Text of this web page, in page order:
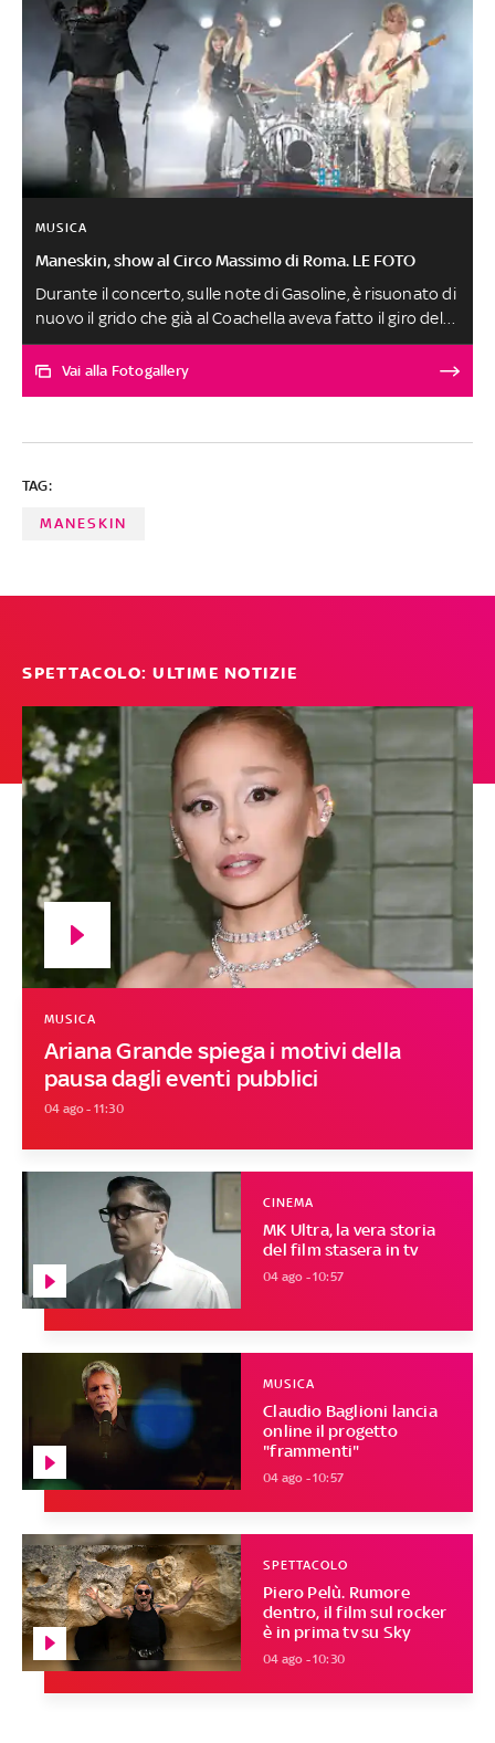
MUSICA
Maneskin, show al Circo Massimo di Roma. LE FOTO
Durante il concerto, sulle note di Gasoline, è risuonato di
nuovo il grido che già al Coachella aveva fatto il giro del
mondo: 'Continuiamo a dirlo anche se a qualcuno dà
fastidio: Fuck Putin'
Vai alla Fotogallery
TAG:
MANESKIN
SPETTACOLO: ULTIME NOTIZIE
Ariana Grande spiega i motivi della
pausa dagli eventi pubblici
MUSICA
04 ago - 11:30
MK Ultra, la vera storia
del film stasera in tv
CINEMA
04 ago - 10:57
Claudio Baglioni lancia
online il progetto
"frammenti"
MUSICA
04 ago - 10:57
Piero Pelù. Rumore
dentro, il film sul rocker
è in prima tv su Sky
SPETTACOLO
04 ago - 10:30